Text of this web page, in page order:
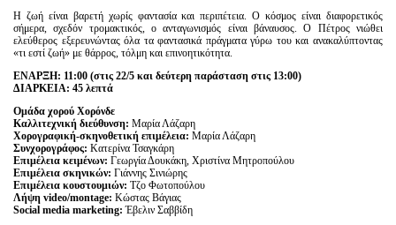
Η ζωή είναι βαρετή χωρίς φαντασία και περιπέτεια. Ο κόσμος είναι διαφορετικός
σήμερα, σχεδόν τρομακτικός, ο ανταγωνισμός είναι βάναυσος. Ο Πέτρος νιώθει
ελεύθερος εξερευνώντας όλα τα φαντασικά πράγματα γύρω του και ανακαλύπτοντας
«τι εστί ζωή» με θάρρος, τόλμη και επινοητικότητα.
ΕΝAΡΞΗ: 11:00 (στις 22/5 και δεύτερη παράσταση στις 13:00)
ΔΙΑΡΚΕΙΑ: 45 λεπτά
Ομάδα χορού Χορόνδε
Καλλιτεχνική διεύθυνση: Μαρία Λάζαρη
Χορογραφική-σκηνοθετική επιμέλεια: Μαρία Λάζαρη
Συνχορογράφος: Κατερίνα Τσαγκάρη
Επιμέλεια κειμένων: Γεωργία Δουκάκη, Χριστίνα Μητροπούλου
Επιμέλεια σκηνικών: Γιάννης Σινιώρης
Επιμέλεια κουστουμιών: Τζο Φωτοπούλου
Λήψη video/montage: Κώστας Βάγιας
Social media marketing:Έβελιν Σαββίδη